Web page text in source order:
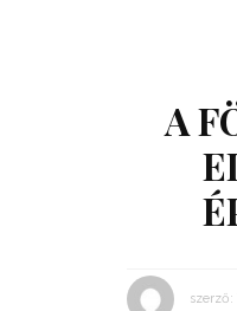
A
szerző: